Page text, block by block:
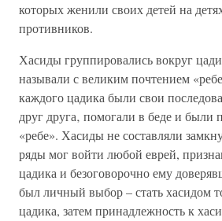
которых женили своих детей на
противников.
Хасиды группировались вокруг
называли с великим почтением
каждого цадика были свои
друг друга‚ помогали в беде и были
«ребе». Хасиды не составляли
ряды мог войти любой еврей,
цадика и безоговорочно ему
был личный выбор – стать хасидом
цадика, затем принадлежность к